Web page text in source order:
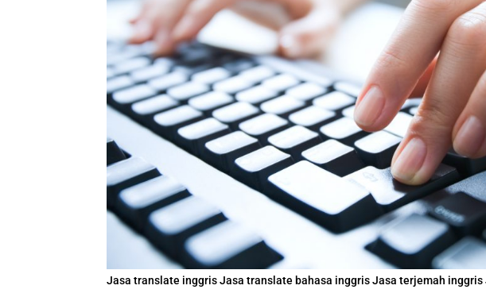
Jasa translate inggris Jasa translate bahasa inggris Jasa terjemah